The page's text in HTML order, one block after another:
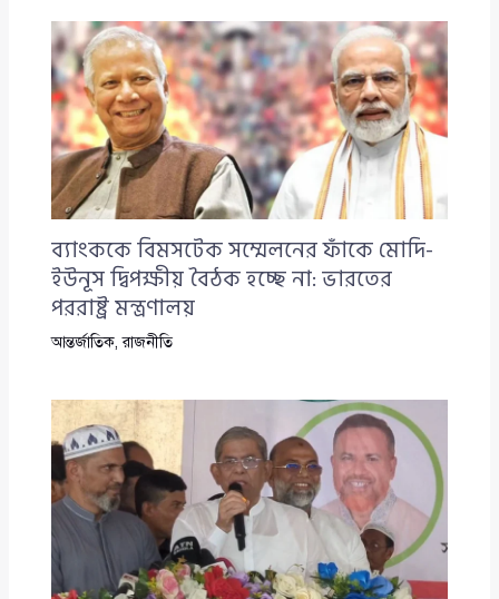
ব্যাংককে বিমসটেক সম্মেলনের ফাঁকে মোদি-
ইউনূস দ্বিপক্ষীয় বৈঠক হচ্ছে না: ভারতের
পররাষ্ট্র মন্ত্রণালয়
আন্তর্জাতিক,রাজনীতি